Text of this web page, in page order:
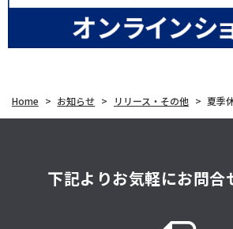
Home > お知らせ > リリース・その他 > 夏季
下記よりお気軽にお問合